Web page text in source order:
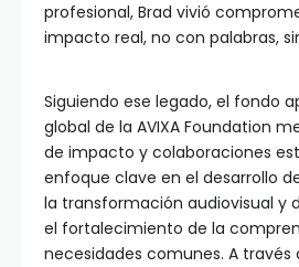
profesional, Brad vivió
impacto real, no con palabras,
Siguiendo ese legado, el fondo
global de la AVIXA Foundation
de impacto y colaboraciones
enfoque clave en el desarrollo
la transformación audiovisual y
el fortalecimiento de la
necesidades comunes. A través